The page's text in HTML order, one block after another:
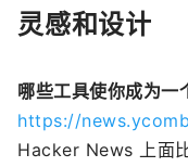
灵感和设计
哪些工具使你成为一
https://
Hacker News 上面